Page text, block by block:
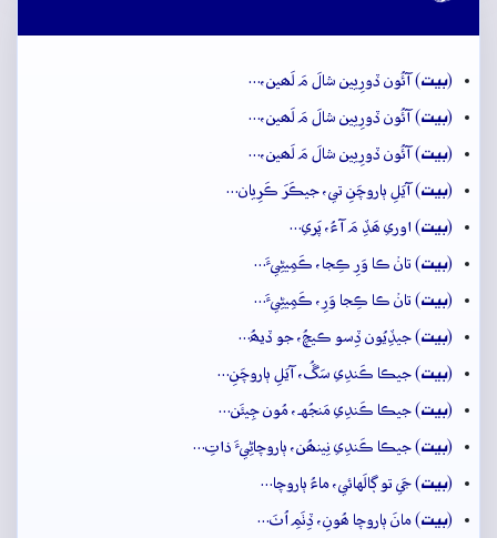
(بيت) آئُون ڏورِيين شالَ مَ لَھين،…
(بيت) آئُون ڏورِيين شالَ مَ لَھين،…
(بيت) آئُون ڏورِيين شالَ مَ لَھين،…
(بيت) آيَلِ ٻاروچَنِ تي، جيڪَرَ ڪَرِيان…
(بيت) اوري ھَڏِ مَ آءُ، پَري…
(بيت) تانۡ ڪا وَرِ ڪِجا، ڪَمِيڻِيءَ…
(بيت) تانۡ ڪا ڪِجا وَرِ، ڪَمِيڻِيءَ…
(بيت) جيڏِيُون ڏِسو ڪيچُ، جو ڏيھُ…
(بيت) جيڪا ڪَندِي سَڱُ، آيَلِ ٻاروچَنِ…
(بيت) جيڪا ڪَندِي مَنجُهہ، مُون جِيئَن…
(بيت) جيڪا ڪَندِي نِينھُن، ٻاروچاڻِيءَ ذاتِ…
(بيت) جَي تو ڳالَهائي، ماءُ ٻاروچا…
(بيت) مانَ ٻاروچا ھُونِ، ڏِٺَمِ اُٺَ…